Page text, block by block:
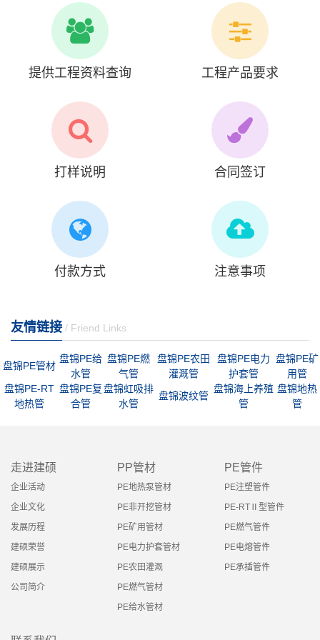
提供工程资料查询 工程产品要求
打样说明 合同签订
付款方式 注意事项
友情链接 / Friend Links
盘锦PE管材
盘锦PE给
水管
盘锦PE燃
气管
盘锦PE农田
灌溉管
盘锦PE电力
护套管
盘锦PE矿
用管
盘锦PE-RT
地热管
盘锦PE复
合管
盘锦虹吸排
水管
盘锦波纹管
盘锦海上养殖
管
盘锦地热
管
走进建硕
企业活动
企业文化
发展历程
建硕荣誉
建硕展示
公司简介
PP管材
PE地热泵管材
PE非开挖管材
PE矿用管材
PE电力护套管材
PE农田灌溉
PE燃气管材
PE给水管材
PE管件
PE注塑管件
PE-RTⅡ型管件
PE燃气管件
PE电熔管件
PE承插管件